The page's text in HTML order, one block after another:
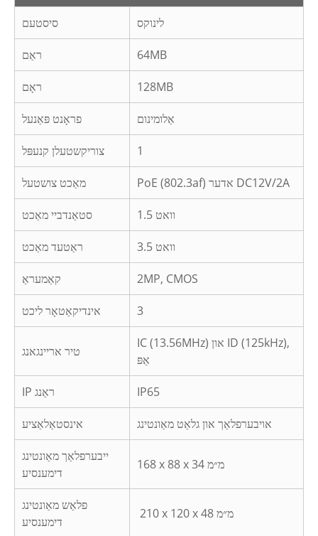
סיסטעם לינוקס
ראַם 64MB
ראָם 128MB
פראָנט פּאַנעל אַלומינום
צוריקשטעלן קנעפּל 1
מאַכט צושטעל PoE (802.3af) אדער DC12V/2A
סטאַנדביי מאַכט 1.5 וואט
ראַטעד מאַכט 3.5 וואט
קאַמעראַ 2MP, CMOS
אינדיקאַטאָר ליכט 3
טיר אריינגאנג
IC (13.56MHz) און ID (125kHz),
אַפּ
IP ראַנג IP65
אינסטאַלאַציע אויבערפלאַך און גלאַט מאַונטינג
ייבערפלאַך מאַונטינג
דימענסיע
168 x 88 x 34 מ״מ
פלאַש מאַונטינג
דימענסיע
210 x 120 x 48 מ״מ